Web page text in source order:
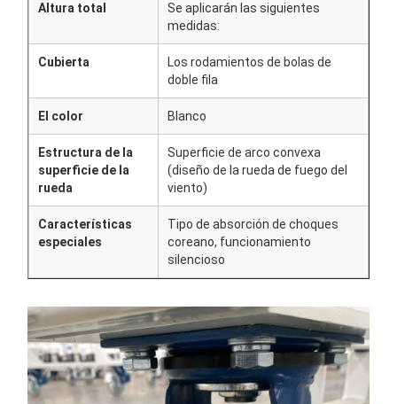
Altura total
Se aplicarán las siguientes
medidas:
Cubierta
Los rodamientos de bolas de
doble fila
El color Blanco
Estructura de la
superficie de la
rueda
Superficie de arco convexa
(diseño de la rueda de fuego del
viento)
Características
especiales
Tipo de absorción de choques
coreano, funcionamiento
silencioso